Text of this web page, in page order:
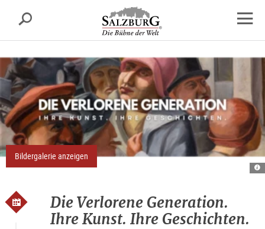
sr.skipnav.Zum
Inhalt
springen
sr.skipnav.Zum
Hauptmenü
springen
sr.skipnav.Zu
den
Kontaktinformationen
Suche
Bildergalerie anzeigen
Die Verlorene Generation.
Ihre Kunst. Ihre Geschichten.